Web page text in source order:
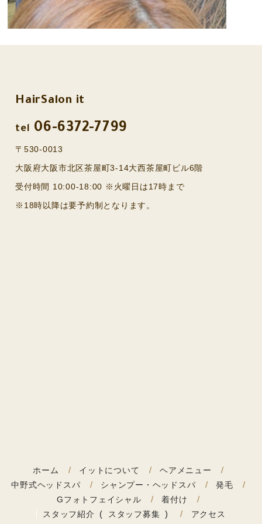
HairSalon it
tel 06-6372-7799
〒530-0013
大阪府大阪市北区茶屋町3-14大西茶屋町ビル6階
受付時間 10:00-18:00 ※火曜日は17時まで
※18時以降は要予約制となります。
ホーム イットについて
ヘアメニュー
中野式ヘッドスパ
シャンプー・ヘッドスパ
発毛
Gフォトフェイシャル
着付け
スタッフ紹介
スタッフ募集 アクセス